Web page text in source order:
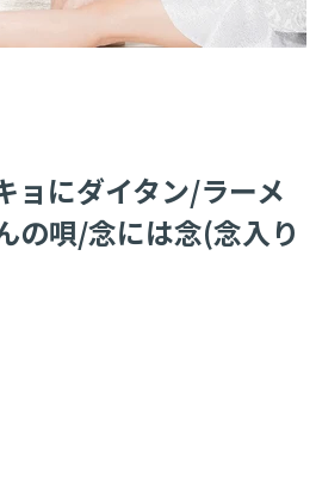
ョにダイタン/ラーメ
の唄/念には念(念入り